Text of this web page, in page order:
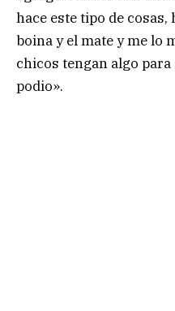
hace este tipo de
boina y el mate y me lo
chicos tengan algo
podio».